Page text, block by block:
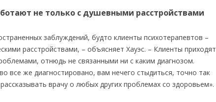
не только с душевными расстройствами
заблуждений, будто клиенты психотерапевтов –
расстройствами, – объясняет Хауэс. – Клиенты приходят
отнюдь не связанными ни с каким диагнозом.
все же диагностировано, вам нечего стыдиться, точно так
врачу о любых других проблемах со здоровьем».